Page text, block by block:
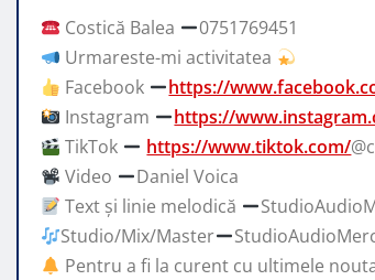
Costică Balea
0751769451
Urmareste-mi activitatea
Facebook
https://
Instagram
https://
TikTok
https://www.tiktok.com/
Video
Daniel Voica
Text și linie melodică
Studio/Mix/Master
Pentru a fi la curent cu ultimele